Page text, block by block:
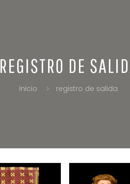
REGISTRO DE
Inicio registro de salida